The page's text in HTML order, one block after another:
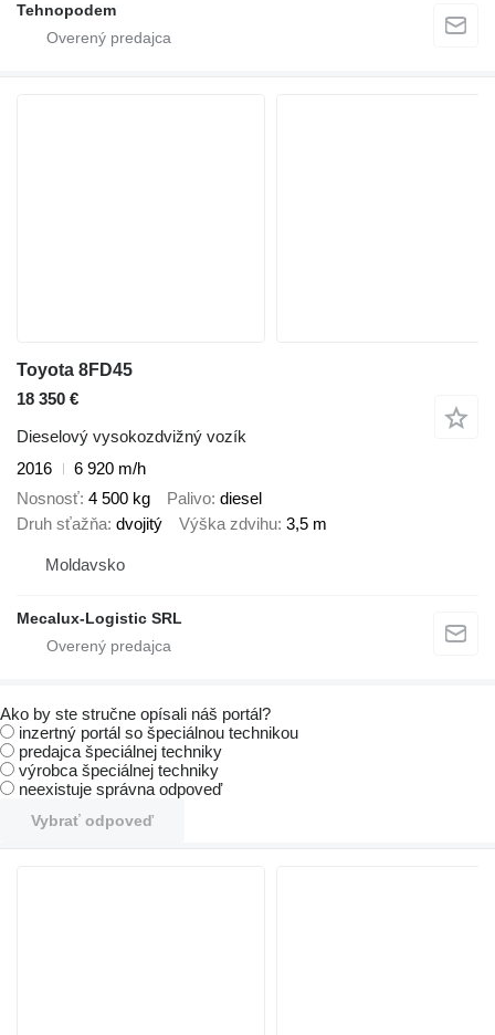
Tehnopodem
Toyota 8FD45
18 350 €
Dieselový vysokozdvižný vozík
2016
6 920 m/h
Nosnosť 4 500 kg Palivo diesel
Druh sťažňa dvojitý Výška zdvihu 3,5 m
Moldavsko
Mecalux-Logistic SRL
Ako by ste stručne opísali náš portál?
inzertný portál so špeciálnou technikou
predajca špeciálnej techniky
výrobca špeciálnej techniky
neexistuje správna odpoveď
Vybrať odpoveď